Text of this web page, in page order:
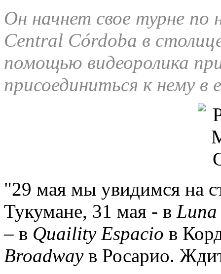
Он начнет свое турне
Central Córdoba в
помощью видеоролика
присоединиться к нему в
"29 мая мы увидимся на
Тукумане, 31 мая - в
– в Quaility Espacio в
Broadwayв Росарио.